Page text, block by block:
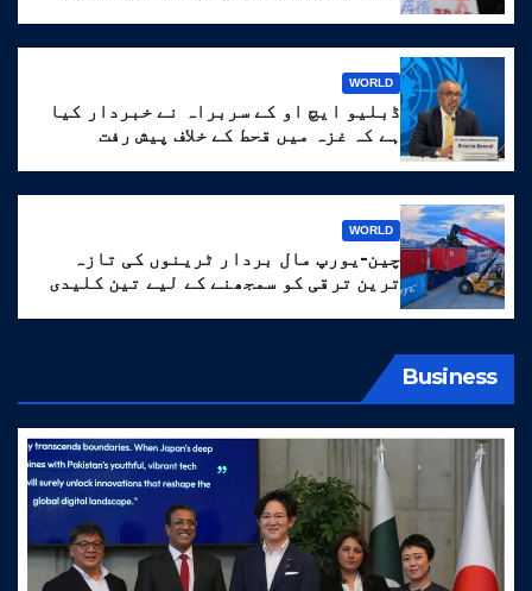
WORLD
ڈبلیو ایچ او کے سربراہ نے خبردار کیا
ہے کہ غزہ میں قحط کے خلاف پیش رفت
WORLD
چین-یورپ مال بردار ٹرینوں کی تازہ
ترین ترقی کو سمجھنے کے لیے تین کلیدی
Business